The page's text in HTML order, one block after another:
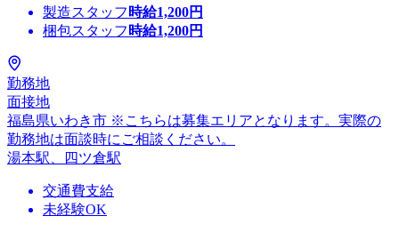
製造スタッフ 時給1,200円
梱包スタッフ 時給1,200円
勤務地
面接地
福島県いわき市 ※こちらは募集エリアとなります。実際の
勤務地は面談時にご相談ください。
湯本駅、四ツ倉駅
交通費支給
未経験OK